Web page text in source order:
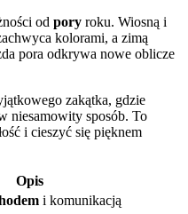
od pory roku. Wiosną i
kolorami, a zimą
pora odkrywa nowe oblicze
zakątka, gdzie
niesamowity sposób. To
i cieszyć się pięknem
Opis
i komunikacją